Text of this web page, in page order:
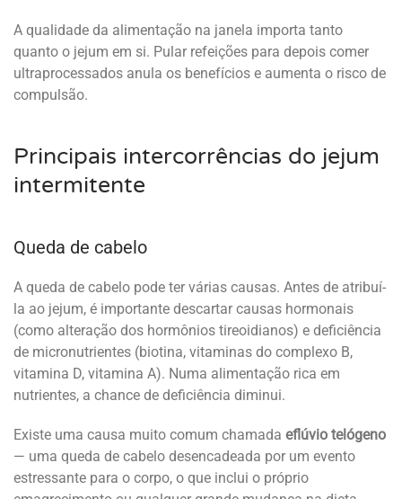
A qualidade da alimentação na janela importa tanto
quanto o jejum em si. Pular refeições para depois comer
ultraprocessados anula os benefícios e aumenta o risco de
compulsão.
Principais intercorrências do jejum
intermitente
Queda de cabelo
A queda de cabelo pode ter várias causas. Antes de atribuí-
la ao jejum, é importante descartar causas hormonais
(como alteração dos hormônios tireoidianos) e deficiência
de micronutrientes (biotina, vitaminas do complexo B,
vitamina D, vitamina A). Numa alimentação rica em
nutrientes, a chance de deficiência diminui.
Existe uma causa muito comum chamada eflúvio telógeno
— uma queda de cabelo desencadeada por um evento
estressante para o corpo, o que inclui o próprio